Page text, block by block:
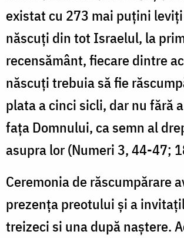
existat cu 273 mai puțini
născuți din tot Israelul, la
recensământ, fiecare dintre
născuți trebuia să fie
plata a cinci sicli, dar nu fără
fața Domnului, ca semn al
asupra lor (Numeri 3, 44-47;
Ceremonia de răscumpărare
prezența preotului și a
treizeci si una după naștere.